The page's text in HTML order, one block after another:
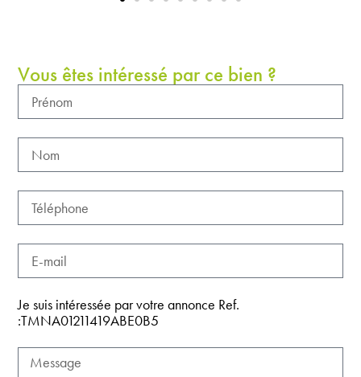
Vous êtes intéressé par ce bien ?
Je suis intéressée par votre annonce Ref.
:TMNA01211419ABE0B5